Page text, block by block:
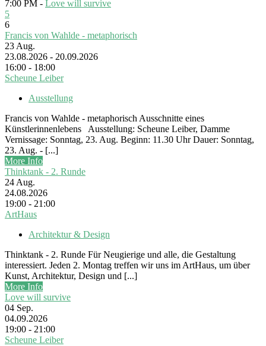
7:00 PM - Love will survive
5
6
Francis von Wahlde - metaphorisch
23 Aug.
23.08.2026 - 20.09.2026
16:00 - 18:00
Scheune Leiber
Ausstellung
Francis von Wahlde - metaphorisch Ausschnitte eines
Künstlerinnenlebens Ausstellung: Scheune Leiber, Damme
Vernissage: Sonntag, 23. Aug. Beginn: 11.30 Uhr Dauer: Sonntag,
23. Aug. - [...]
More Info
Thinktank - 2. Runde
24 Aug.
24.08.2026
19:00 - 21:00
ArtHaus
Architektur & Design
Thinktank - 2. Runde Für Neugierige und alle, die Gestaltung
interessiert. Jeden 2. Montag treffen wir uns im ArtHaus, um über
Kunst, Architektur, Design und [...]
More Info
Love will survive
04 Sep.
04.09.2026
19:00 - 21:00
Scheune Leiber